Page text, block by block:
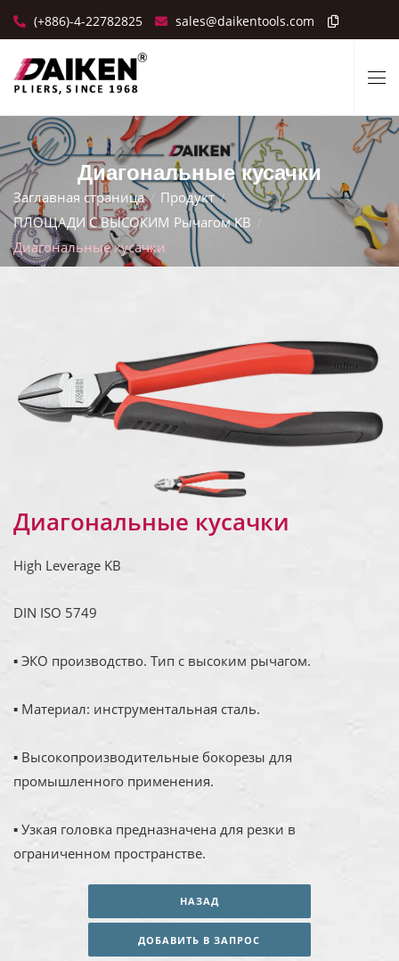
(+886)-4-22782825 sales@daikentools.com
Диагональные кусачки
Заглавная страница
Продукт
ПЛОЩАДИ С ВЫСОКИМ Рычагом KB
Диагональные кусачки
Диагональные кусачки
High Leverage KB
DIN ISO 5749
▪ ЭКО производство. Тип с высоким рычагом.
▪ Материал: инструментальная сталь.
▪ Высокопроизводительные бокорезы для
промышленного применения.
▪ Узкая головка предназначена для резки в
ограниченном пространстве.
НАЗАД
ДОБАВИТЬ В ЗАПРОС